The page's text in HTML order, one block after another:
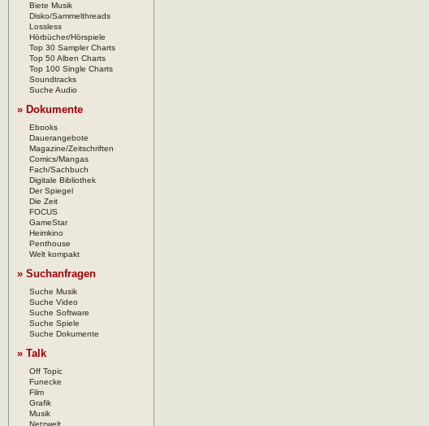
Biete Musik
Disko/Sammelthreads
Lossless
Hörbücher/Hörspiele
Top 30 Sampler Charts
Top 50 Alben Charts
Top 100 Single Charts
Soundtracks
Suche Audio
» Dokumente
Ebooks
Dauerangebote
Magazine/Zeitschriften
Comics/Mangas
Fach/Sachbuch
Digitale Bibliothek
Der Spiegel
Die Zeit
FOCUS
GameStar
Heimkino
Penthouse
Welt kompakt
» Suchanfragen
Suche Musik
Suche Video
Suche Software
Suche Spiele
Suche Dokumente
» Talk
Off Topic
Funecke
Film
Grafik
Musik